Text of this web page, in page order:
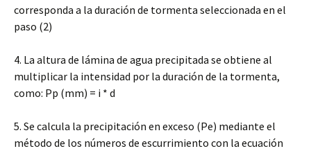
corresponda a la duración de tormenta seleccionada en el
paso (2)
4. La altura de lámina de agua precipitada se obtiene al
multiplicar la intensidad por la duración de la tormenta,
como: Pp (mm) = i * d
5. Se calcula la precipitación en exceso (Pe) mediante el
método de los números de escurrimiento con la ecuación